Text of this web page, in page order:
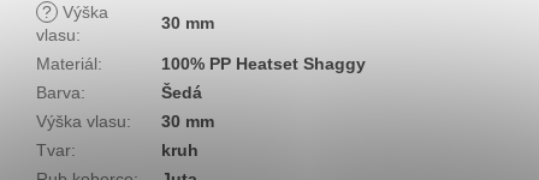
? Výška
vlasu:
30 mm
Materiál:
100% PP Heatset Shaggy
Barva:
Šedá
Výška vlasu:
30 mm
Tvar:
kruh